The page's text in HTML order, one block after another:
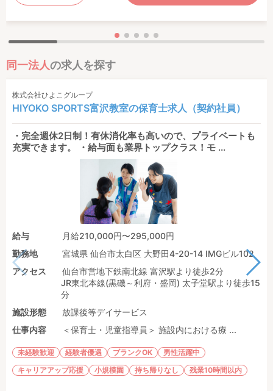
同一法人の求人を探す
株式会社ひよこグループ
HIYOKO SPORTS富沢教室の保育士求人（契約社員）
・完全週休2日制！有休消化率も高いので、プライベートも
充実できます。 ・給与面も業界トップクラス！モ ...
給与
月給210,000円〜295,000円
勤務地
宮城県 仙台市太白区 大野田4-20-14 IMGビル102
アクセス
仙台市営地下鉄南北線 富沢駅より徒歩2分
JR東北本線(黒磯～利府・盛岡) 太子堂駅より徒歩15
分
施設形態
放課後等デイサービス
仕事内容
＜保育士・児童指導員＞ 施設内における療 ...
未経験歓迎 経験者優遇 ブランクOK
男性活躍中
キャリアアップ応援
小規模園 持ち帰りなし 残業10時間以内